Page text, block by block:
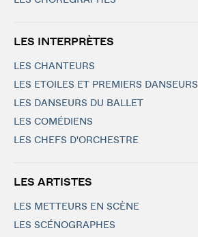
LES INTERPRÈTES
LES CHANTEURS
LES ETOILES ET PREMIERS DANSEURS
LES DANSEURS DU BALLET
LES COMÉDIENS
LES CHEFS D'ORCHESTRE
LES ARTISTES
LES METTEURS EN SCÈNE
LES SCÉNOGRAPHES